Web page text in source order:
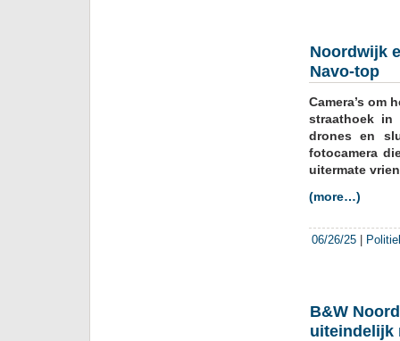
over
van
De
Noordwijk
Navo-top
Camera’s om
straathoek in
drones en
fotocamera
uitermate
(more…)
06/26/25
B&W
uiteindelijk